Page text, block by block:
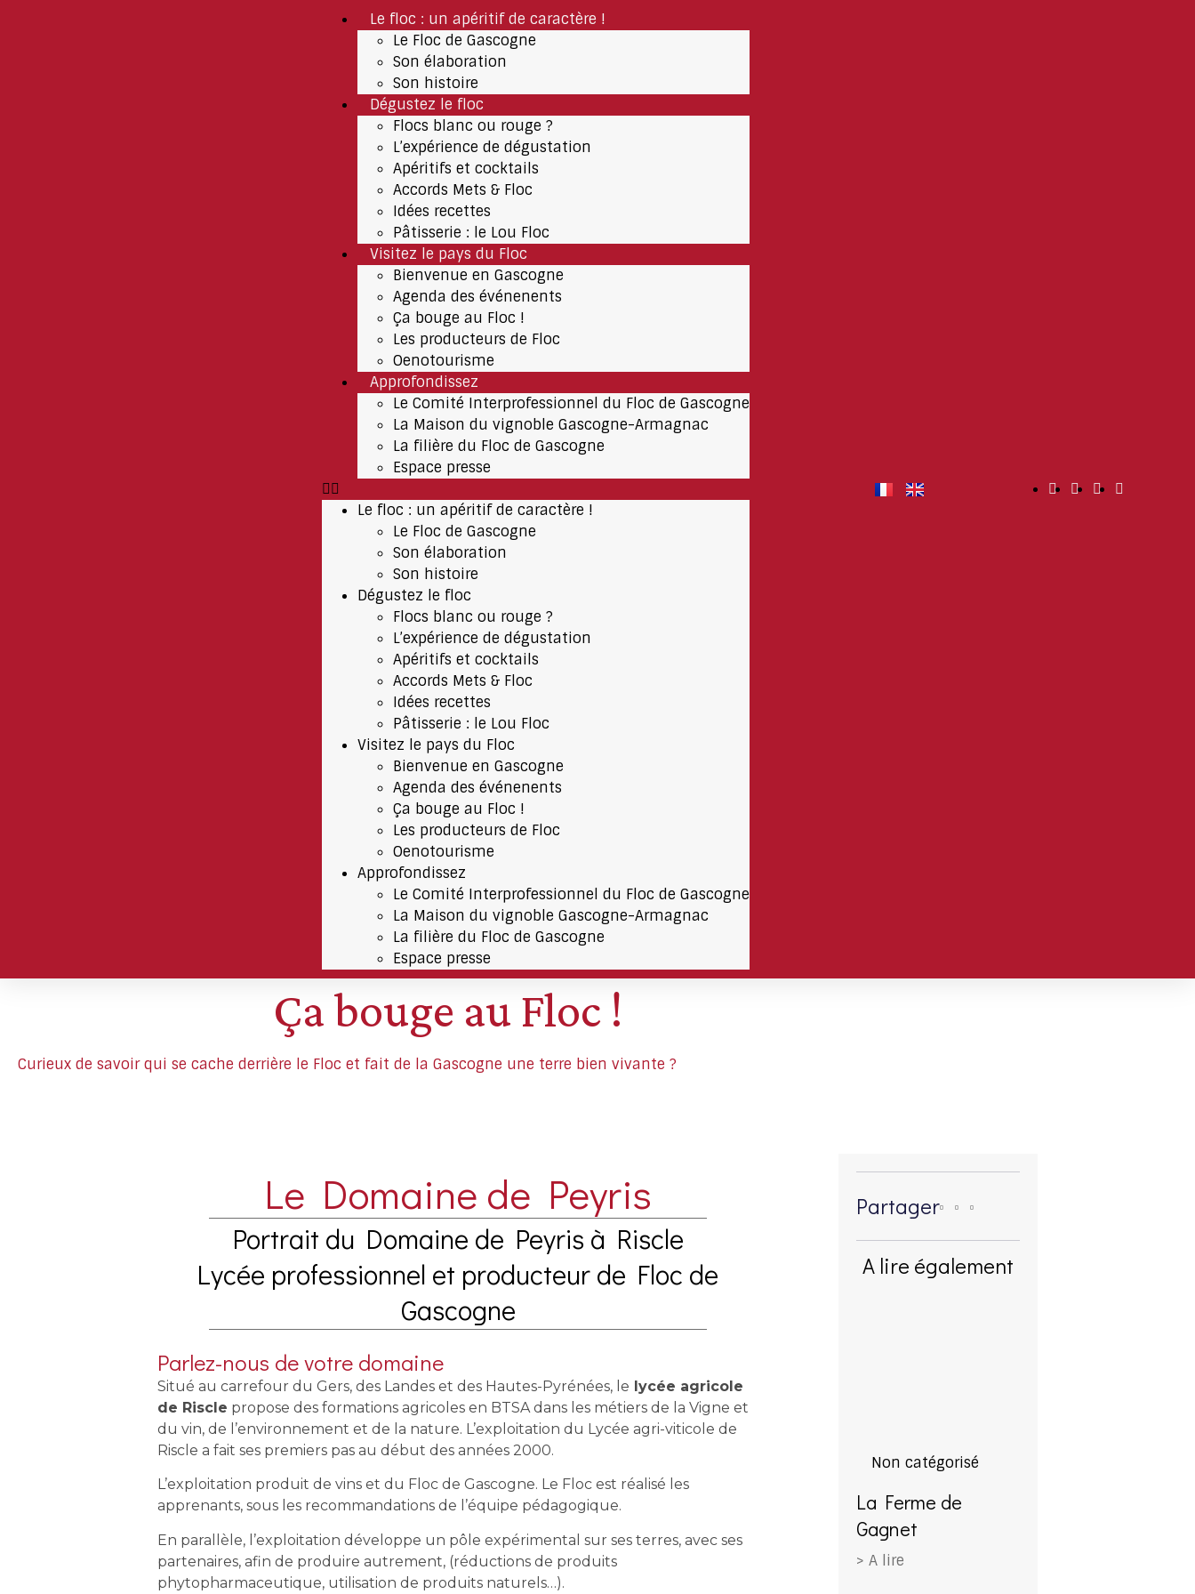
Le floc : un apéritif de caractère !
Le Floc de Gascogne
Son élaboration
Son histoire
Dégustez le floc
Flocs blanc ou rouge ?
L’expérience de dégustation
Apéritifs et cocktails
Accords Mets & Floc
Idées recettes
Pâtisserie : le Lou Floc
Visitez le pays du Floc
Bienvenue en Gascogne
Agenda des événenents
Ça bouge au Floc !
Les producteurs de Floc
Oenotourisme
Approfondissez
Le Comité Interprofessionnel du Floc de Gascogne
La Maison du vignoble Gascogne-Armagnac
La filière du Floc de Gascogne
Espace presse
Le floc : un apéritif de caractère !
Le Floc de Gascogne
Son élaboration
Son histoire
Dégustez le floc
Flocs blanc ou rouge ?
L’expérience de dégustation
Apéritifs et cocktails
Accords Mets & Floc
Idées recettes
Pâtisserie : le Lou Floc
Visitez le pays du Floc
Bienvenue en Gascogne
Agenda des événenents
Ça bouge au Floc !
Les producteurs de Floc
Oenotourisme
Approfondissez
Le Comité Interprofessionnel du Floc de Gascogne
La Maison du vignoble Gascogne-Armagnac
La filière du Floc de Gascogne
Espace presse
Ça bouge au Floc !
Curieux de savoir qui se cache derrière le Floc et fait de la Gascogne une terre bien vivante ?
Le Domaine de Peyris
Portrait du Domaine de Peyris à Riscle
Lycée professionnel et producteur de Floc de
Gascogne
Parlez-nous de votre domaine
Situé au carrefour du Gers, des Landes et des Hautes-Pyrénées, le lycée agricole
de Riscle propose des formations agricoles en BTSA dans les métiers de la Vigne et
du vin, de l’environnement et de la nature. L’exploitation du Lycée agri-viticole de
Riscle a fait ses premiers pas au début des années 2000.
L’exploitation produit de vins et du Floc de Gascogne. Le Floc est réalisé les
apprenants, sous les recommandations de l’équipe pédagogique.
En parallèle, l’exploitation développe un pôle expérimental sur ses terres, avec ses
partenaires, afin de produire autrement, (réductions de produits
phytopharmaceutique, utilisation de produits naturels…).
Partager
A lire également
Non catégorisé
La Ferme de
Gagnet
> A lire